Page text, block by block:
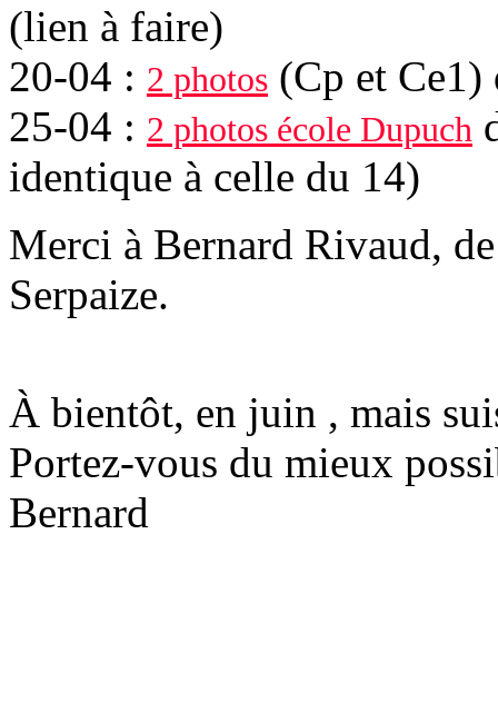
(lien à faire)
20-04 : 2 photos (Cp et Ce1)
25-04 : 2 photos école Dupuch
identique à celle du 14)
Merci à Bernard Rivaud,
Serpaize.
À bientôt, en juin , mais
Portez-vous du mieux
Bernard